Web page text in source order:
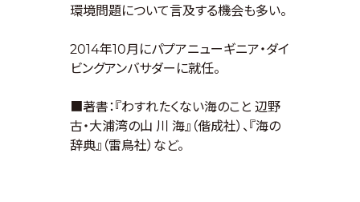
環境問題について言及する機会も多い。
2014年10月にパプアニューギニア・ダイ
ビングアンバサダーに就任。
■著書：『わすれたくない海のこと 辺野
古・大浦湾の山 川 海』（偕成社）、『海の
辞典』（雷鳥社）など。